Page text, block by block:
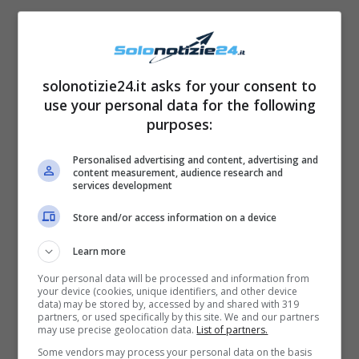
Fonte: Chi
C’è stata una cena tra di loro? Non si hanno
solonotizie24.it asks for your consent to
use your personal data for the following
purposes:
Personalised advertising and content, advertising and
content measurement, audience research and
services development
Store and/or access information on a device
Learn more
Your personal data will be processed and information from
your device (cookies, unique identifiers, and other device
data) may be stored by, accessed by and shared with 319
partners, or used specifically by this site. We and our partners
may use precise geolocation data. List of partners.
Some vendors may process your personal data on the basis